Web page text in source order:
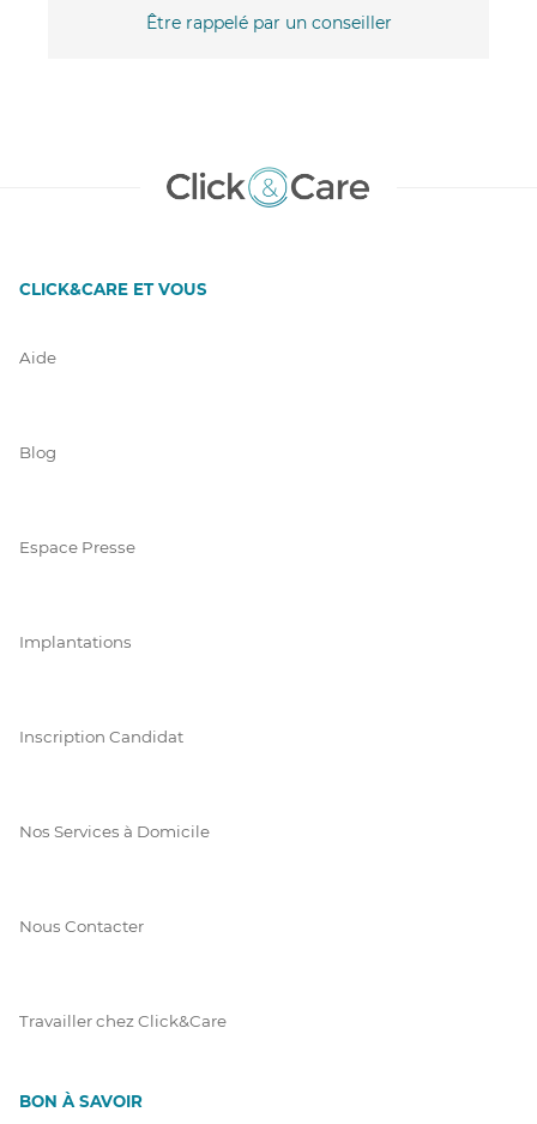
Être rappelé par un conseiller
CLICK&CARE ET VOUS
Aide
Blog
Espace Presse
Implantations
Inscription Candidat
Nos Services à Domicile
Nous Contacter
Travailler chez Click&Care
BON À SAVOIR